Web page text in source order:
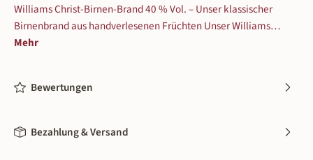
Williams Christ-Birnen-Brand 40 % Vol. – Unser klassischer
Birnenbrand aus handverlesenen Früchten Unser Williams…
Mehr
Bewertungen
Bezahlung & Versand